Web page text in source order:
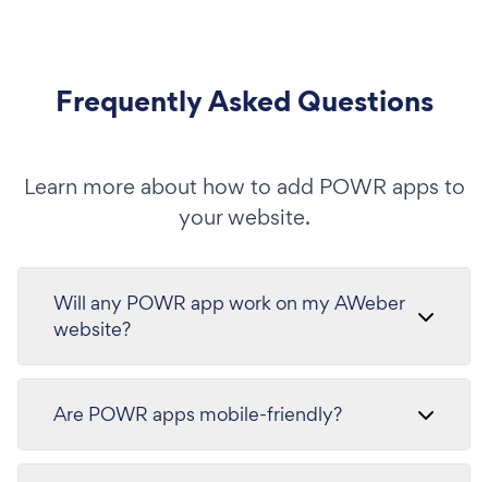
Frequently Asked Questions
Learn more about how to add POWR apps to
your website.
Will any POWR app work on my AWeber
website?
Are POWR apps mobile-friendly?